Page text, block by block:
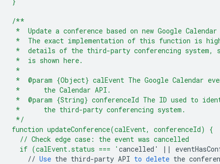
/**
*  Update a conference based on new Google
*  The exact implementation of this function is
*  details of the third-party conferencing system,
*  is shown here.
*
*  @param {Object} calEvent The Google Calendar
*      the Calendar API.
*  @param {String} conferenceId The ID used to
*      the third-party conferencing system.
*/
function updateConference(calEvent, conferenceId) {
  // Check edge case: the event was cancelled
  if (calEvent.status === '
cancelled ' ||
// Use the third-party API to delete the